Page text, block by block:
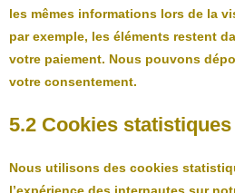
les mêmes informations lors de la
par exemple, les éléments restent
votre paiement. Nous pouvons
votre consentement.
5.2 Cookies statistiques
Nous utilisons des cookies